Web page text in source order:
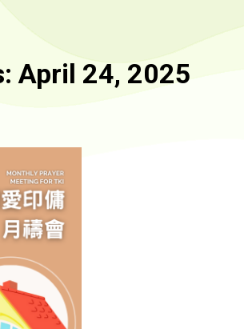
April 24, 2025